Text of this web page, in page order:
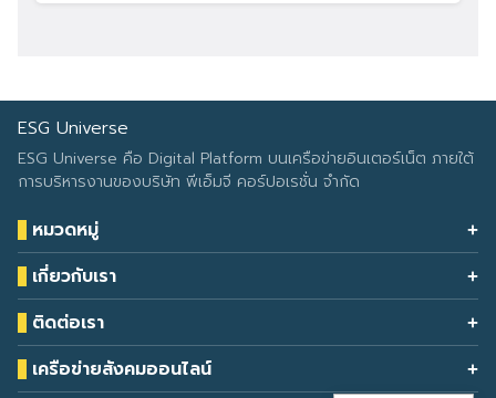
ESG Universe
ESG Universe คือ Digital Platform บนเครือข่ายอินเตอร์เน็ต ภายใต้
การบริหารงานของบริษัท พีเอ็มจี คอร์ปอเรชั่น จำกัด
หมวดหมู่
Health & Wellness
Eco Icon
ESG Data
Climate Change
ESG Report
เกี่ยวกับเรา
Our Services
About Us
Contact Us
ติดต่อเรา
โทรศัพท์: 090-549-2524
เครือข่ายสังคมออนไลน์